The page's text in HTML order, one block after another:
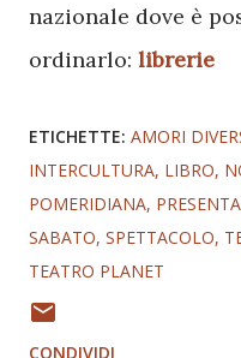
nazionale dove è
ordinarlo: librerie
ETICHETTE: AMORI
INTERCULTURA LIBRO
POMERIDIANA
SABATO SPETTACOLO
TEATRO PLANET
CONDIVIDI